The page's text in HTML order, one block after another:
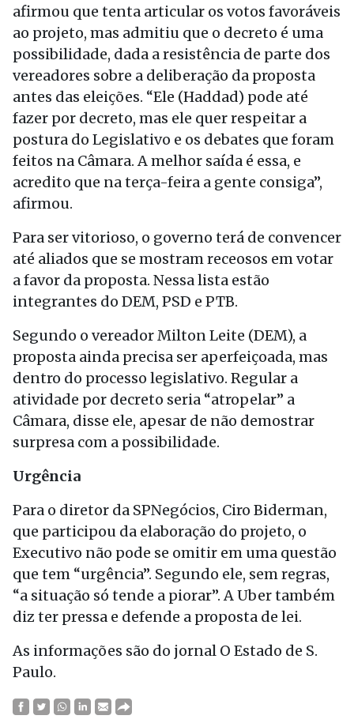
afirmou que tenta articular os votos favoráveis
ao projeto, mas admitiu que o decreto é uma
possibilidade, dada a resistência de parte dos
vereadores sobre a deliberação da proposta
antes das eleições. “Ele (Haddad) pode até
fazer por decreto, mas ele quer respeitar a
postura do Legislativo e os debates que foram
feitos na Câmara. A melhor saída é essa, e
acredito que na terça-feira a gente consiga”,
afirmou.
Para ser vitorioso, o governo terá de convencer
até aliados que se mostram receosos em votar
a favor da proposta. Nessa lista estão
integrantes do DEM, PSD e PTB.
Segundo o vereador Milton Leite (DEM), a
proposta ainda precisa ser aperfeiçoada, mas
dentro do processo legislativo. Regular a
atividade por decreto seria “atropelar” a
Câmara, disse ele, apesar de não demostrar
surpresa com a possibilidade.
Urgência
Para o diretor da SPNegócios, Ciro Biderman,
que participou da elaboração do projeto, o
Executivo não pode se omitir em uma questão
que tem “urgência”. Segundo ele, sem regras,
“a situação só tende a piorar”. A Uber também
diz ter pressa e defende a proposta de lei.
As informações são do jornal O Estado de S.
Paulo.